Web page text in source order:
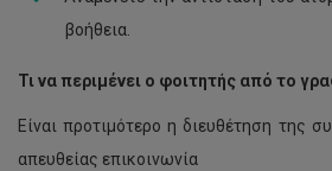
βοήθεια.
Τι να περιμένει ο φοιτητής από το
Είναι προτιμότερο η διευθέτηση της
απευθείας επικοινωνία